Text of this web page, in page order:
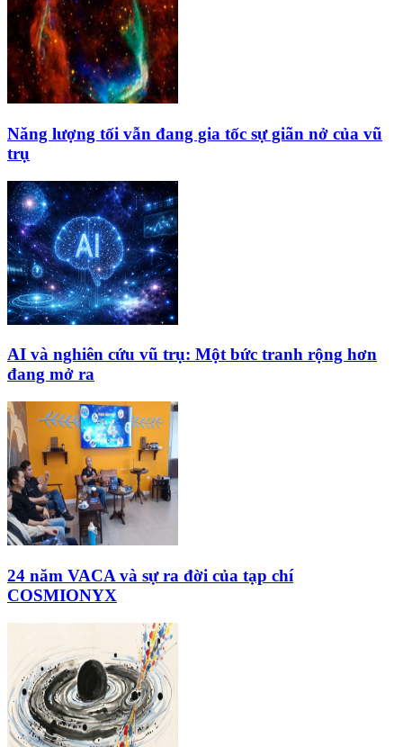
Năng lượng tối vẫn đang gia tốc sự giãn nở của vũ
trụ
AI và nghiên cứu vũ trụ: Một bức tranh rộng hơn
đang mở ra
24 năm VACA và sự ra đời của tạp chí
COSMIONYX